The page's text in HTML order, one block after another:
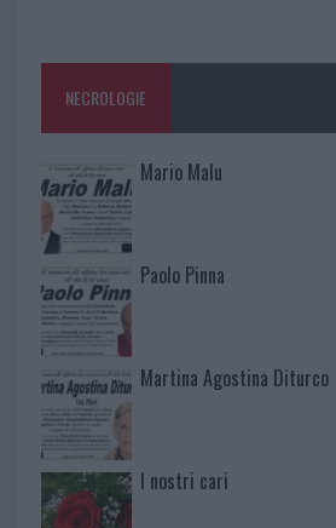
NECROLOGIE
Mario Malu
Paolo Pinna
Martina Agostina Diturco
I nostri cari